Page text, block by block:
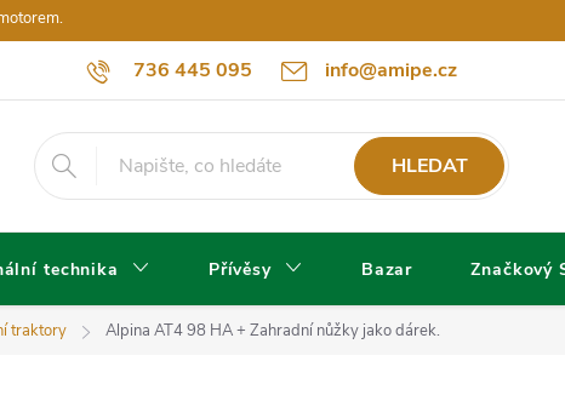
736 445 095 info@amipe.cz
HLEDAT
technika Přívěsy Bazar Značkový
traktory Alpina AT4 98 HA+ Zahradní nůžky jako dárek.